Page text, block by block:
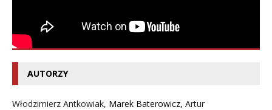
AUTORZY
Włodzimierz Antkowiak, Marek Baterowicz, Artur